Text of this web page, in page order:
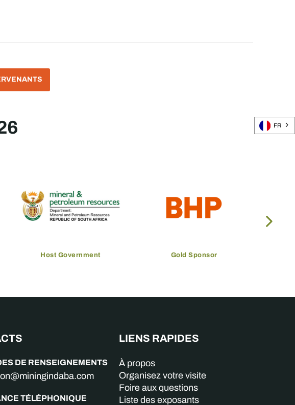
Host Government Gold Sponsor
DE RENSEIGNEMENTS
TÉLÉPHONIQUE
LIENS RAPIDES
À propos
Organisez votre visite
Foire aux questions
Liste des exposants
FR